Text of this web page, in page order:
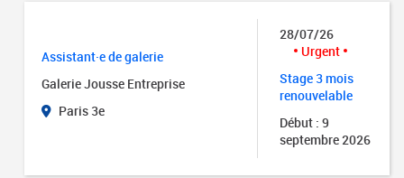
Assistant·e de galerie
Galerie Jousse Entreprise
Paris 3e
28/07/26
Urgent
Stage 3 mois
renouvelable
Début : 9
septembre 2026